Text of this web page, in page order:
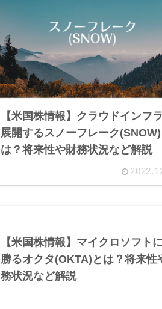
【米国株情報】クラウドインフ
展開するスノーフレーク(SNOW)
は？将来性や財務状況など解説
【米国株情報】マイクロソフト
勝るオクタ(OKTA)とは？将来性
務状況など解説